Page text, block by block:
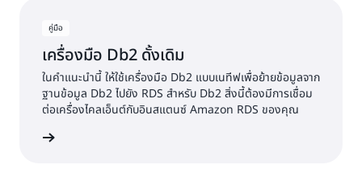
คู่มือ
เครื่องมือ Db2 ดั้งเดิม
ในคำแนะนำนี้ ให้ใช้เครื่องมือ Db2 แบบเนทีฟเพื่อย้ายข้อมูลจาก
ฐานข้อมูล Db2 ไปยัง RDS สำหรับ Db2 สิ่งนี้ต้องมีการเชื่อม
ต่อเครื่องไคลเอ็นต์กับอินสแตนซ์ Amazon RDS ของคุณ